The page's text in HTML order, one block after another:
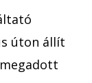
úton állít